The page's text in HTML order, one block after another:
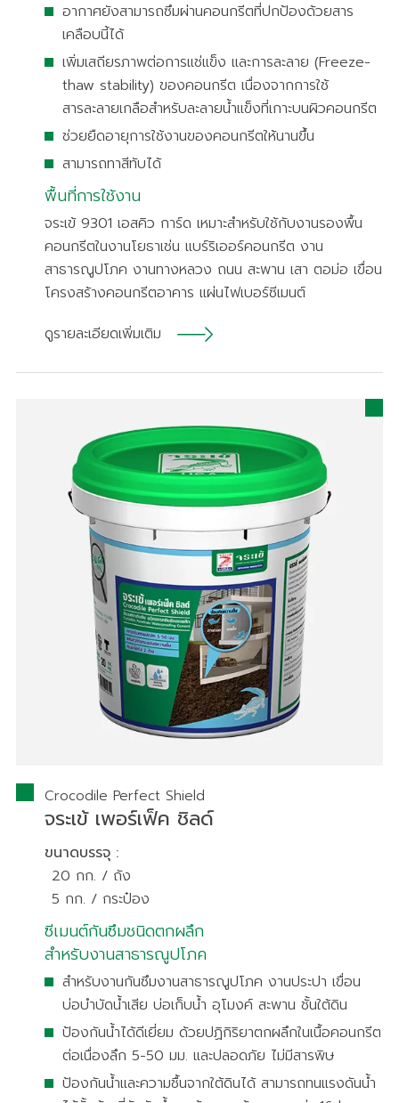
อากาศยังสามารถซึมผ่านคอนกรีตที่ปกป้องด้วยสาร
เคลือบนี้ได้
เพิ่มเสถียรภาพต่อการแช่แข็ง และการละลาย (Freeze-
thaw stability) ของคอนกรีต เนื่องจากการใช้
สารละลายเกลือสำหรับละลายน้ำแข็งที่เกาะบนผิวคอนกรีต
ช่วยยืดอายุการใช้งานของคอนกรีตให้นานขึ้น
สามารถทาสีทับได้
พื้นที่การใช้งาน
จระเข้ 9301 เอสคิว การ์ด เหมาะสำหรับใช้กับงานรองพื้น
คอนกรีตในงานโยธาเช่น แบร์ริเออร์คอนกรีต งาน
สาธารณูปโภค งานทางหลวง ถนน สะพาน เสา ตอม่อ เขื่อน
โครงสร้างคอนกรีตอาคาร แผ่นไฟเบอร์ซีเมนต์
ดูรายละเอียดเพิ่มเติม
Crocodile Perfect Shield​
จระเข้ เพอร์เฟ็ค ชิลด์
ขนาดบรรจุ :
20 กก. / ถัง
5 กก. / กระป๋อง
ซีเมนต์กันซึมชนิดตกผลึก
สำหรับงานสาธารณูปโภค
สำหรับงานกันซึมงานสาธารณูปโภค งานประปา เขื่อน
บ่อบำบัดน้ำเสีย บ่อเก็บน้ำ อุโมงค์ สะพาน ชั้นใต้ดิน
ป้องกันน้ำได้ดีเยี่ยม ด้วยปฏิกิริยาตกผลึกในเนื้อคอนกรีต
ต่อเนื่องลึก 5-50 มม. และปลอดภัย ไม่มีสารพิษ
ป้องกันน้ำและความชื้นจากใต้ดินได้ สามารถทนแรงดันน้ำ